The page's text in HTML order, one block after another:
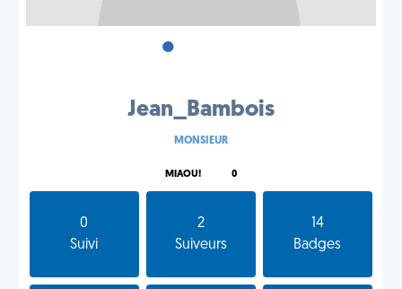
•
Jean_Bambois
MONSIEUR
MIAOU! 0
0
Suivi
2
Suiveurs
14
Badges